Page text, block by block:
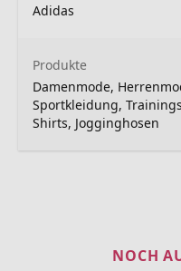
Adidas
Produkte
Damenmode,
Sportkleidung,
Shirts, Jogginghosen
NOCH